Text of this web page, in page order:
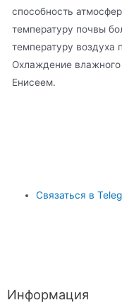
способность
температуру почвы
температуру воздуха
Охлаждение
Енисеем.
Связаться в
Информация